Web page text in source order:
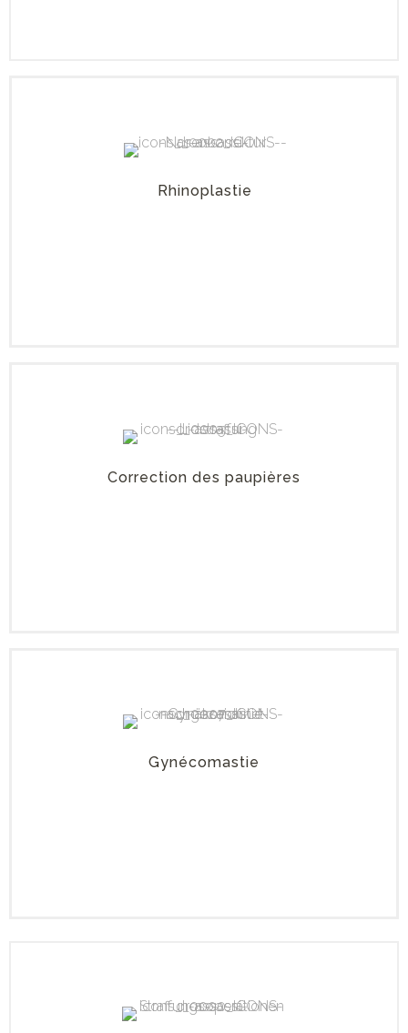
Rhinoplastie
Correction des paupières
Gynécomastie